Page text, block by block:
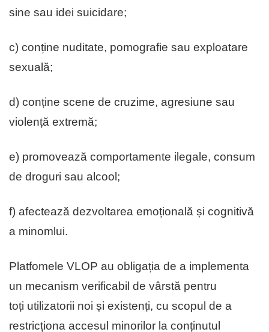
sine sau idei suicidare;
c) conține nuditate, pomografie sau exploatare
sexuală;
d) conține scene de cruzime, agresiune sau
violență extremă;
e) promovează comportamente ilegale, consum
de droguri sau alcool;
f) afectează dezvoltarea emoțională și cognitivă
a minomlui.
Platfomele VLOP au obligația de a implementa
un mecanism verificabil de vârstă pentru
toți utilizatorii noi și existenți, cu scopul de a
restricționa accesul minorilor la conținutul